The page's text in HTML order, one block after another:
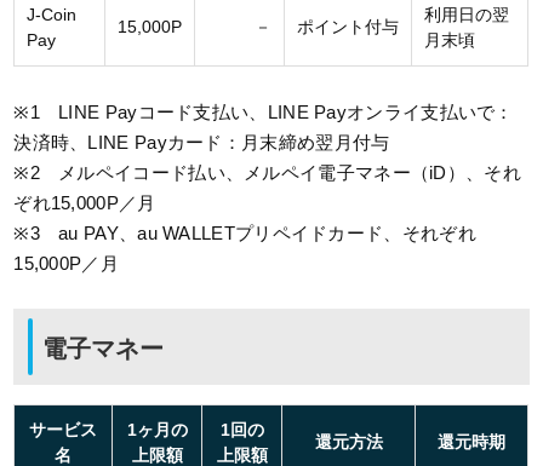
J-Coin
Pay
15,000P － ポイント付与
利用日の翌
月末頃
※1 LINE Payコード支払い、LINE Payオンライ支払いで：
決済時、LINE Payカード：月末締め翌月付与
※2 メルペイコード払い、メルペイ電子マネー（iD）、それ
ぞれ15,000P／月
※3 au PAY、au WALLETプリペイドカード、それぞれ
15,000P／月
電子マネー
サービス
名
1ヶ月の
上限額
1回の
上限額
還元方法 還元時期